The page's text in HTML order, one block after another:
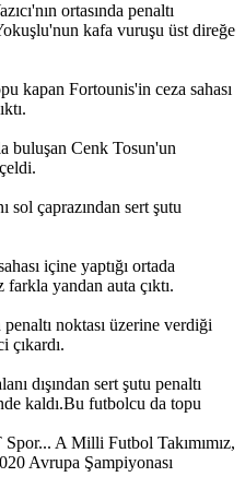
ortasında penaltı
kafa vuruşu üst direğe
kapan Fortounis'in ceza sahası
buluşan Cenk Tosun'un
sol çaprazından sert şutu
içine yaptığı ortada
yandan auta çıktı.
noktası üzerine verdiği
çıkardı.
dışından sert şutu penaltı
kaldı.Bu futbolcu da topu
A Milli Futbol Takımımız,
Avrupa Şampiyonası